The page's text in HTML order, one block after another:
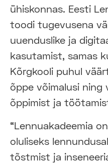
ühiskonnas. Eesti
toodi tugevusena
uuenduslike ja
kasutamist, samas
Kõrgkooli puhul
õppe võimalusi ning
õppimist ja
“Lennuakadeemia
oluliseks
tõstmist ja